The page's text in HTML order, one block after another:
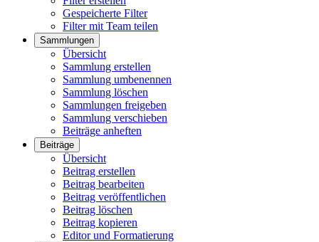
Gespeicherte Filter
Filter mit Team teilen
Sammlungen
Übersicht
Sammlung erstellen
Sammlung umbenennen
Sammlung löschen
Sammlungen freigeben
Sammlung verschieben
Beiträge anheften
Beiträge
Übersicht
Beitrag erstellen
Beitrag bearbeiten
Beitrag veröffentlichen
Beitrag löschen
Beitrag kopieren
Editor und Formatierung